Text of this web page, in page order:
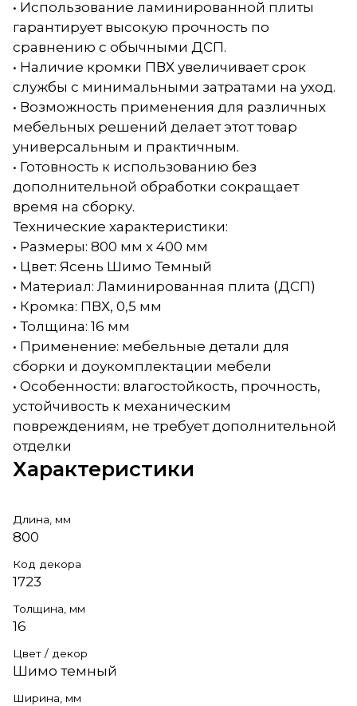
• Использование ламинированной плиты
гарантирует высокую прочность по
сравнению с обычными ДСП.
• Наличие кромки ПВХ увеличивает срок
службы с минимальными затратами на уход.
• Возможность применения для различных
мебельных решений делает этот товар
универсальным и практичным.
• Готовность к использованию без
дополнительной обработки сокращает
время на сборку.
Технические характеристики:
• Размеры: 800 мм х 400 мм
• Цвет: Ясень Шимо Темный
• Материал: Ламинированная плита (ДСП)
• Кромка: ПВХ, 0,5 мм
• Толщина: 16 мм
• Применение: мебельные детали для
сборки и доукомплектации мебели
• Особенности: влагостойкость, прочность,
устойчивость к механическим
повреждениям, не требует дополнительной
отделки
Характеристики
Длина, мм
800
Код декора
1723
Толщина, мм
16
Цвет / декор
Шимо темный
Ширина, мм